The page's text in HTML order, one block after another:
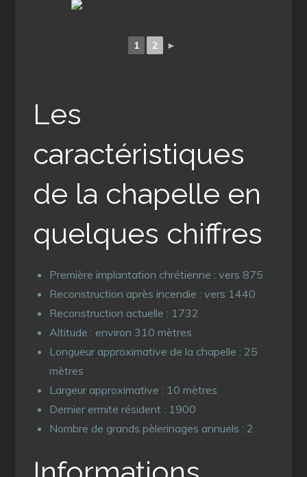
1 2 ►
Les
caractéristiques
de la chapelle en
quelques chiffres
Première implantation chrétienne : vers 875
Reconstruction après incendie : vers 1440
Reconstruction actuelle : 1732
Altitude : environ 310 mètres
Longueur approximative de la chapelle : 25
mètres
Largeur approximative : 10 mètres
Dernier ermite résident : 1900
Nombre de grands pèlerinages annuels : 2